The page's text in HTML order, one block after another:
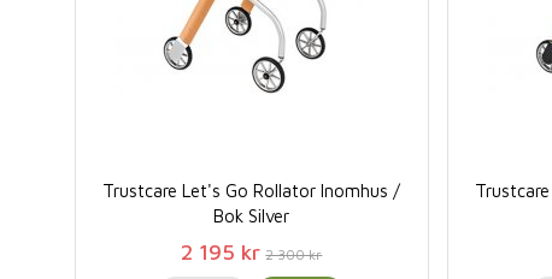
Trustcare Let's Go Rollator Inomhus /
Bok Silver
2 195 kr 2 300 kr